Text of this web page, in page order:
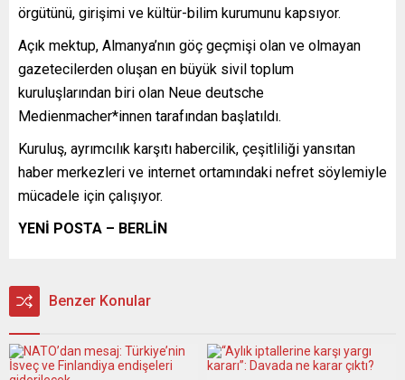
örgütünü, girişimi ve kültür-bilim kurumunu kapsıyor.
Açık mektup, Almanya’nın göç geçmişi olan ve olmayan
gazetecilerden oluşan en büyük sivil toplum
kuruluşlarından biri olan Neue deutsche
Medienmacher*innen tarafından başlatıldı.
Kuruluş, ayrımcılık karşıtı habercilik, çeşitliliği yansıtan
haber merkezleri ve internet ortamındaki nefret söylemiyle
mücadele için çalışıyor.
YENİ POSTA – BERLİN
Benzer Konular